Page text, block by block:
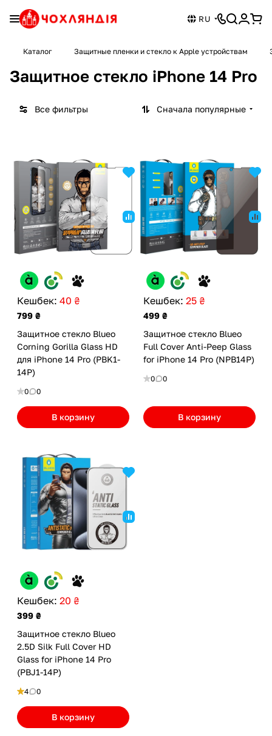
RU
Каталог Защитные пленки и стекло к Apple устройствам
Защитное стекло iPhone 14 Pro
Все фильтры Сначала популярные
Кешбек: 40 ₴
799 ₴
Защитное стекло Blueo
Corning Gorilla Glass HD
для iPhone 14 Pro (PBK1-
14P)
0 0
В корзину
Кешбек: 25 ₴
499 ₴
Защитное стекло Blueo
Full Cover Anti-Peep Glass
for iPhone 14 Pro (NPB14P)
0 0
В корзину
Кешбек: 20 ₴
399 ₴
Защитное стекло Blueo
2.5D Silk Full Cover HD
Glass for iPhone 14 Pro
(PBJ1-14P)
4 0
В корзину